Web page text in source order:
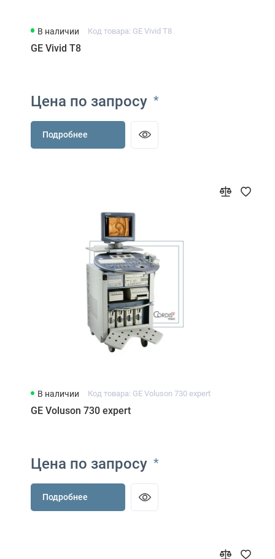
В наличии Код товара: GE Vivid T8
GE Vivid T8
Цена по запросу *
Подробнее
В наличии Код товара: GE Voluson 730 expert
GE Voluson 730 expert
Цена по запросу *
Подробнее